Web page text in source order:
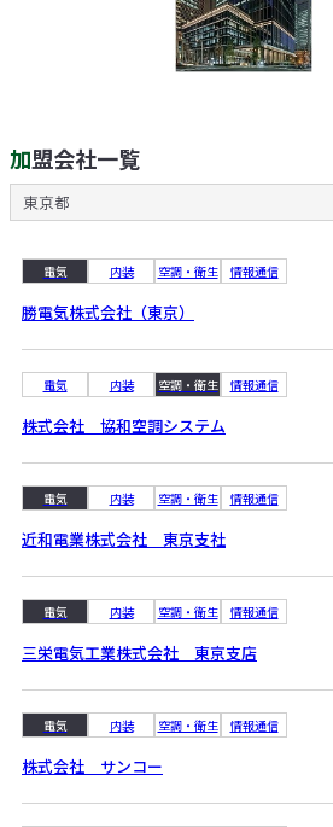
加盟会社一覧
東京都
電気 内装 空調・衛生 情報通信
勝電気株式会社（東京）
電気 内装 空調・衛生 情報通信
株式会社 協和空調システム
電気 内装 空調・衛生 情報通信
近和電業株式会社 東京支社
電気 内装 空調・衛生 情報通信
三栄電気工業株式会社 東京支店
電気 内装 空調・衛生 情報通信
株式会社 サンコー